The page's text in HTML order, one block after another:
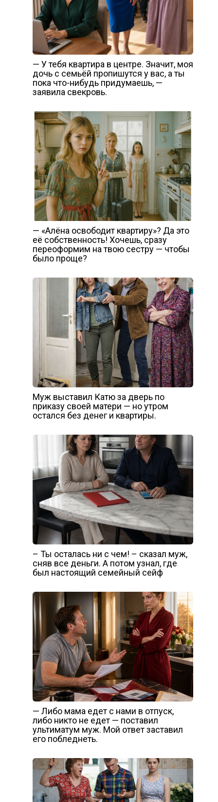
— У тебя квартира в центре. Значит, моя
дочь с семьёй пропишутся у вас, а ты
пока что-нибудь придумаешь, —
заявила свекровь.
— «Алёна освободит квартиру»? Да это
её собственность! Хочешь, сразу
переоформим на твою сестру — чтобы
было проще?
Муж выставил Катю за дверь по
приказу своей матери — но утром
остался без денег и квартиры.
– Ты осталась ни с чем! – сказал муж,
сняв все деньги. А потом узнал, где
был настоящий семейный сейф
— Либо мама едет с нами в отпуск,
либо никто не едет — поставил
ультиматум муж. Мой ответ заставил
его побледнеть.